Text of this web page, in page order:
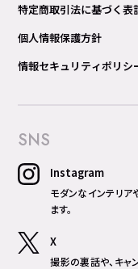
特定商取引法に基づく表
個人情報保護方針
情報セキュリティポリシ
SNS
Instagram
モダンなインテリア
ます。
X
撮影の裏話や、キ